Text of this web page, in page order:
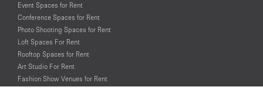
Event Spaces for Rent
Conference Spaces for Rent
Photo Shooting Spaces for Rent
Loft Spaces For Rent
Rooftop Spaces for Rent
Art Studio For Rent
Fashion Show Venues for Rent